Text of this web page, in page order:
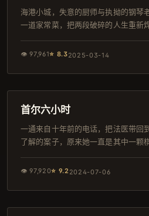
海港小城，失意的厨师与执拗的钢琴
一道家常菜，把两段破碎的人生重新
👁97,961⭐ 8.32025-03-14
日本
首尔六小时
一通来自十年前的电话，把法医带回
了解的案子，原来她一直是其中一颗棋
👁97,920⭐ 9.22024-07-06